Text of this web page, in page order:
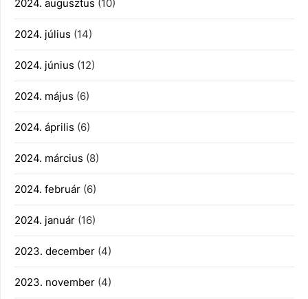
2024. augusztus (10)
2024. július (14)
2024. június (12)
2024. május (6)
2024. április (6)
2024. március (8)
2024. február (6)
2024. január (16)
2023. december (4)
2023. november (4)